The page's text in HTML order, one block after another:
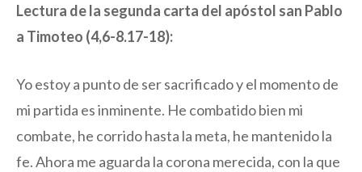
Lectura de la segunda carta del apóstol san Pablo
a Timoteo (4,6-8.17-18):
Yo estoy a punto de ser sacrificado y el momento de
mi partida es inminente. He combatido bien mi
combate, he corrido hasta la meta, he mantenido la
fe. Ahora me aguarda la corona merecida, con la que